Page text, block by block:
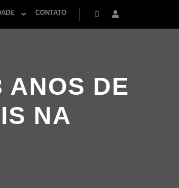
CONTATO
PesquisaMais informações
ANOS DE
NA